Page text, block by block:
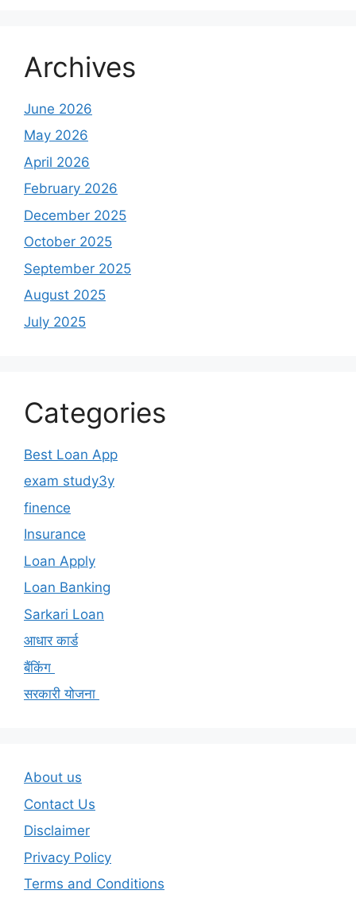
Archives
June 2026
May 2026
April 2026
February 2026
December 2025
October 2025
September 2025
August 2025
July 2025
Categories
Best Loan App
exam study3y
finence
Insurance
Loan Apply
Loan Banking
Sarkari Loan
आधार कार्ड
बैंकिंग
सरकारी योजना
About us
Contact Us
Disclaimer
Privacy Policy
Terms and Conditions